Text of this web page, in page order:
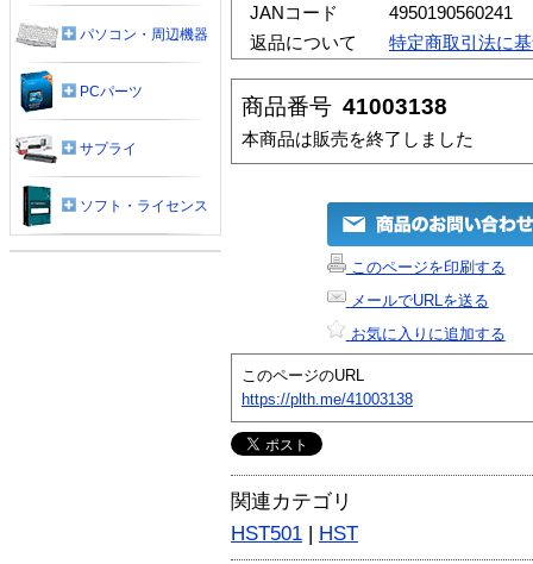
JANコード
4950190560241
返品について
特定商取引法に
商品番号 41003138
本商品は販売を終了しました
このページを印刷する
メールでURLを送る
お気に入りに追加する
このページのURL
https://plth.me/41003138
関連カテゴリ
HST501 | HST
パソコン・周辺機器
PCパーツ
サプライ
ソフト・ライセンス